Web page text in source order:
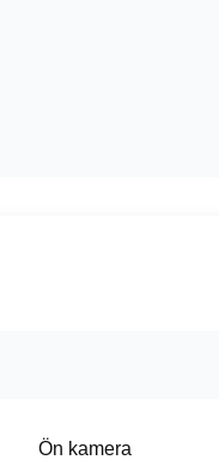
Ön kamera